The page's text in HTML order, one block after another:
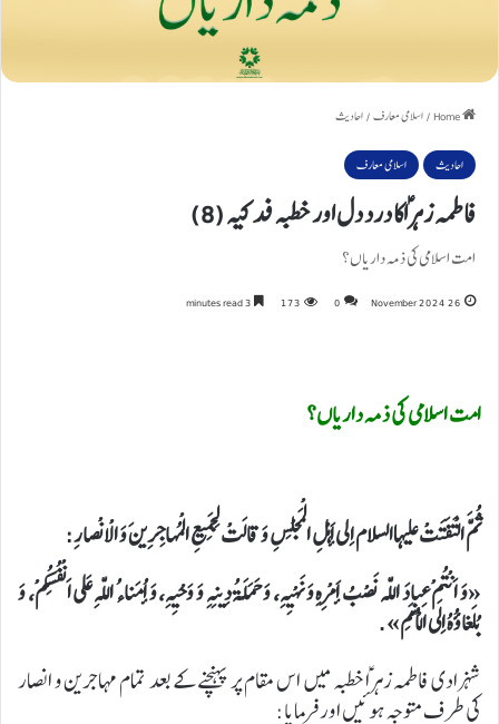
/اسلامی معارف/احادیث
احادیث اسلامی معارف
فاطمہ زہراؑ کا درد دل اور خطبہ فدکیہ (8)
امت اسلامی کی ذمہ داریاں؟
26 November 2024
0
173
امت اسلامی کی ذمہ داریاں؟
ثُمَّ الْتَفَتَتْ عليهاالسلام اِلى أَهْلِ الْمَجْلِسِ وَ قالَتْ لِجَمِيعِ الْمُهاجِرِينَ وَ الاْنْصارِ:
«وَ اَنْتُمْ عِبادَ اللّه‏ نَصْبُ أَمْرِهِ وَ نَهْيِهِ، وَ حَمَلَةُ دِينِهِ وَ وَحْيِهِ، وَ أُمَناءُ اللّهِ عَلى اَنْفُسِكُمْ، وَ
بُلَغاؤُهُ اِلَى الْأُمَمِ».
شہزادی فاطمہ زہراؑخطبہ میں اس مقام پر پہنچنے کے بعد تمام مہاجرین و انصار
کی طرف متوجہ ہوئیں اور فرمایا: